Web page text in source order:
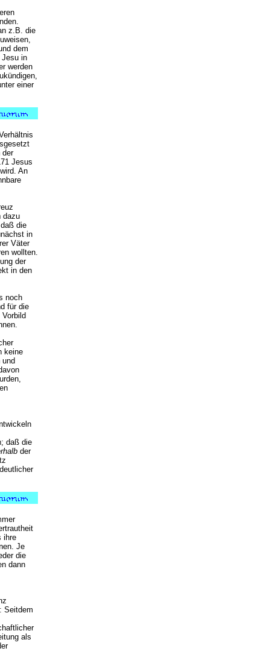
z.B. die
dem
Jesu in
werden
einer
der
Jesus
An
dazu
die
in
Väter
wollten.
der
in den
noch
für die
keine
daß die
der
ihre
Je
die
dann
Seitdem
als